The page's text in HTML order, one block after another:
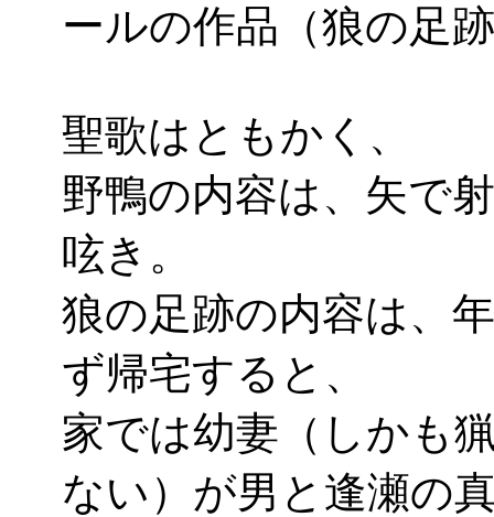
ールの作品（狼の足
聖歌はともかく、
野鴨の内容は、矢で
呟き。
狼の足跡の内容は、
ず帰宅すると、
家では幼妻（しかも
ない）が男と逢瀬の